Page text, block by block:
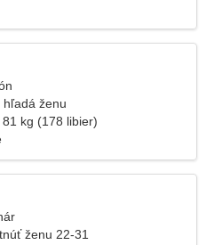
hľadá ženu
kg (178 libier)
ženu 22-31